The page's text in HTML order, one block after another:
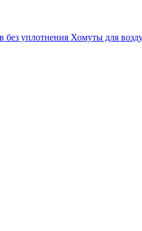
без уплотнения Хомуты для